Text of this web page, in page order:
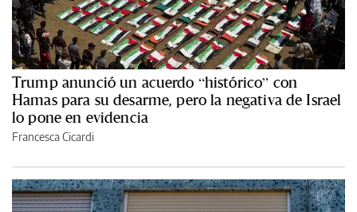
Trump anunció un acuerdo “histórico” con
Hamas para su desarme, pero la negativa de Israel
lo pone en evidencia
Francesca Cicardi